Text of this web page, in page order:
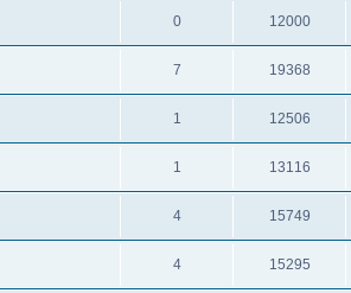
0 12000
7 19368
1 12506
1 13116
4 15749
4 15295